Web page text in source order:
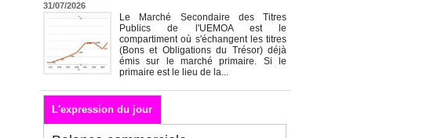
31/07/2026
Le Marché Secondaire des Titres
Publics de l'UEMOA est le
compartiment où s'échangent les titres
(Bons et Obligations du Trésor) déjà
émis sur le marché primaire. Si le
primaire est le lieu de la...
L'expression du jour